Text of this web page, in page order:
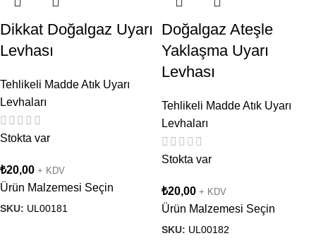
Dikkat Doğalgaz Uyarı
Levhası
Tehlikeli Madde Atık Uyarı
Levhaları
Stokta var
₺20,00 + KDV
Ürün Malzemesi Seçin
SKU: UL00181
Doğalgaz Ateşle
Yaklaşma Uyarı
Levhası
Tehlikeli Madde Atık Uyarı
Levhaları
Stokta var
₺20,00 + KDV
Ürün Malzemesi Seçin
SKU: UL00182